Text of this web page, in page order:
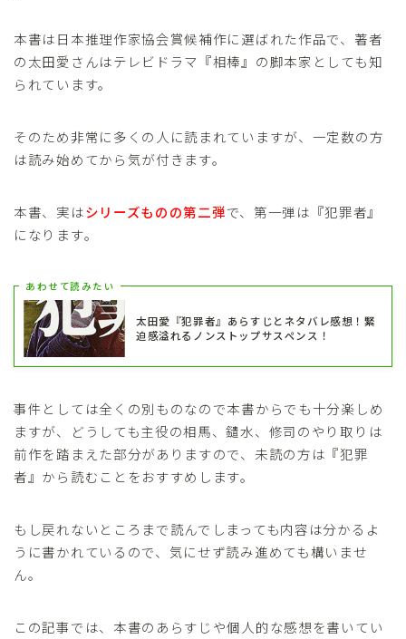
本書は日本推理作家協会賞候補作に選ばれた作品で、著者
の太田愛さんはテレビドラマ『相棒』の脚本家としても知
られています。
そのため非常に多くの人に読まれていますが、一定数の方
は読み始めてから気が付きます。
本書、実はシリーズものの第二弾で、第一弾は『犯罪者』
になります。
あわせて読みたい
太田愛『犯罪者』あらすじとネタバレ感想！緊
迫感溢れるノンストップサスペンス！
事件としては全くの別ものなので本書からでも十分楽しめ
ますが、どうしても主役の相馬、鑓水、修司のやり取りは
前作を踏まえた部分がありますので、未読の方は『犯罪
者』から読むことをおすすめします。
もし戻れないところまで読んでしまっても内容は分かるよ
うに書かれているので、気にせず読み進めても構いませ
ん。
この記事では、本書のあらすじや個人的な感想を書いてい